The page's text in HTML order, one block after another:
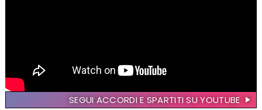
SEGUI ACCORDI E SPARTITI SU YOUTUBE